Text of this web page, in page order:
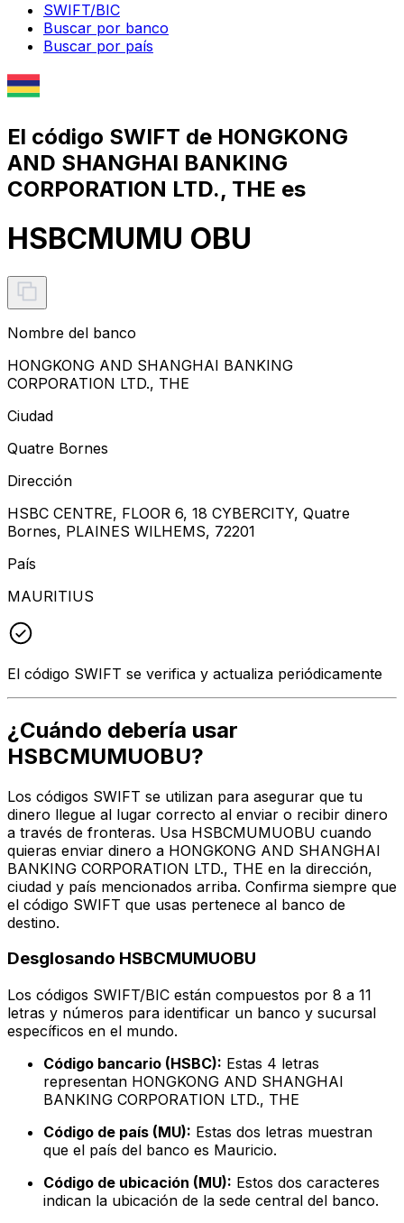
SWIFT/BIC
Buscar por banco
Buscar por país
El código SWIFT de HONGKONG
AND SHANGHAI BANKING
CORPORATION LTD., THE es
HSBCMUMU OBU
Nombre del banco
HONGKONG AND SHANGHAI BANKING
CORPORATION LTD., THE
Ciudad
Quatre Bornes
Dirección
HSBC CENTRE, FLOOR 6, 18 CYBERCITY, Quatre
Bornes, PLAINES WILHEMS, 72201
País
MAURITIUS
El código SWIFT se verifica y actualiza periódicamente
¿Cuándo debería usar
HSBCMUMUOBU?
Los códigos SWIFT se utilizan para asegurar que tu
dinero llegue al lugar correcto al enviar o recibir dinero
a través de fronteras. Usa HSBCMUMUOBU cuando
quieras enviar dinero a HONGKONG AND SHANGHAI
BANKING CORPORATION LTD., THE en la dirección,
ciudad y país mencionados arriba. Confirma siempre que
el código SWIFT que usas pertenece al banco de
destino.
Desglosando HSBCMUMUOBU
Los códigos SWIFT/BIC están compuestos por 8 a 11
letras y números para identificar un banco y sucursal
específicos en el mundo.
Código bancario (HSBC): Estas 4 letras
representan HONGKONG AND SHANGHAI
BANKING CORPORATION LTD., THE
Código de país (MU): Estas dos letras muestran
que el país del banco es Mauricio.
Código de ubicación (MU): Estos dos caracteres
indican la ubicación de la sede central del banco.